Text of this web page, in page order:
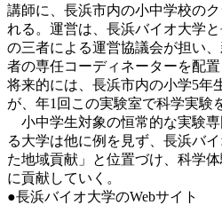
講師に、長浜市内の小中学校の
れる。運営は、長浜バイオ大学
の三者による運営協議会が担い
者の専任コーディネーターを配
将来的には、長浜市内の小学5年
が、年1回この実験室で科学実験
小中学生対象の恒常的な実験
る大学は他に例を見ず、長浜バ
た地域貢献」と位置づけ、科学
に貢献していく。
●長浜バイオ大学のWebサイト